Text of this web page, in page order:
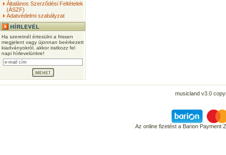
Általános Szerződési Feltételek
(ÁSZF)
Adatvédelmi szabályzat
Ha szeretnél értesülni a frissen
megjelent vagy újonnan beérkezett
kiadványokról, akkor iratkozz fel
napi hírlevelünkre!
musicland v3.0
Az online fizetést a Barion Payment